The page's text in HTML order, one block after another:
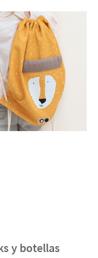
y botellas